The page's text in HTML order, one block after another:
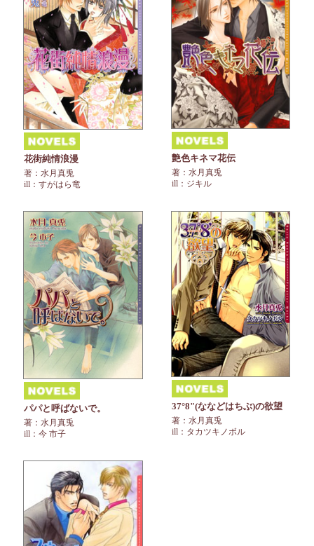
花街純情浪漫
著：水月真兎
ill：すがはら竜
艶色キネマ花伝
著：水月真兎
ill：ジキル
パパと呼ばないで。
著：水月真兎
ill：今 市子
37°8"(ななどはちぶ)の欲望
著：水月真兎
ill：タカツキノボル